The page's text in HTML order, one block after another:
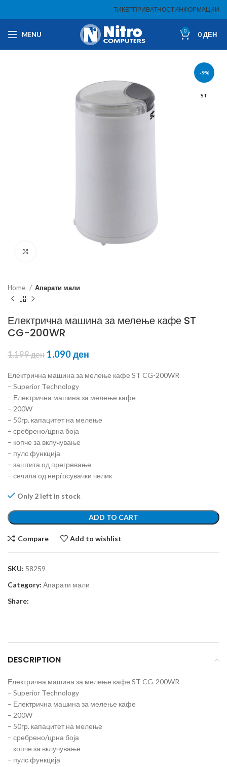
ТИКЕТПРИВАТНОСТИНФОРМАЦИИ
MENU 0 0ДЕН
-9%
ST
Home Апарати мали
Електрична машина за мелење кафе ST
CG-200WR
1.199ден 1.090ден
Електрична машина за мелење кафе ST CG-200WR
– Superior Technology
– Електрична машина за мелење кафе
– 200W
– 50гр. капацитет на мелење
– сребрено/црна боја
– копче за вклучување
– пулс функција
– заштита од прегревање
– сечила од нерѓосувачки челик
Only 2 left in stock
ADD TO CART
Compare Add to wishlist
SKU: 58259
Category: Апарати мали
Share:
DESCRIPTION
Електрична машина за мелење кафе ST CG-200WR
– Superior Technology
– Електрична машина за мелење кафе
– 200W
– 50гр. капацитет на мелење
– сребрено/црна боја
– копче за вклучување
– пулс функција